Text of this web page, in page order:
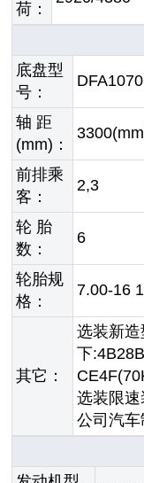
荷：
底盘型
号：
轴 距
(mm)：
前排乘
客：
2,3
轮 胎
数：
6
轮胎规
格：
7.00-16
其它：
选装新
下
选装限
公司汽